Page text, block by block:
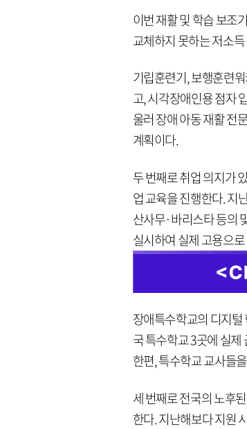
이번 재활 및 학습 보조
교체하지 못하는 저소
기립훈련기, 보행훈련
고, 시각장애인용 점자
울러 장애 아동 재활 전
계획이다.
두 번째로 취업 의지가
업 교육을 진행한다. 지
산사무·바리스타 등의
실시하여 실제 고용으
장애특수학교의 디지털
국 특수학교 3곳에 실제
한편, 특수학교 교사들
세 번째로 전국의 노후
한다. 지난해보다 지원